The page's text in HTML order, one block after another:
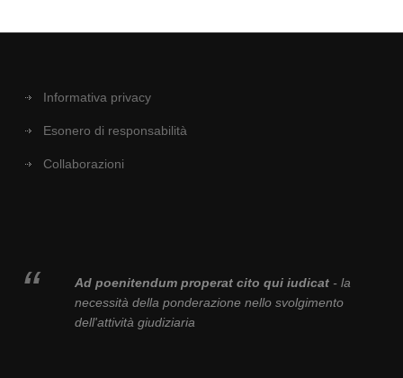
Informativa privacy
Esonero di responsabilità
Collaborazioni
Ad poenitendum properat cito qui iudicat- la
necessità della ponderazione nello svolgimento
dell'attività giudiziaria